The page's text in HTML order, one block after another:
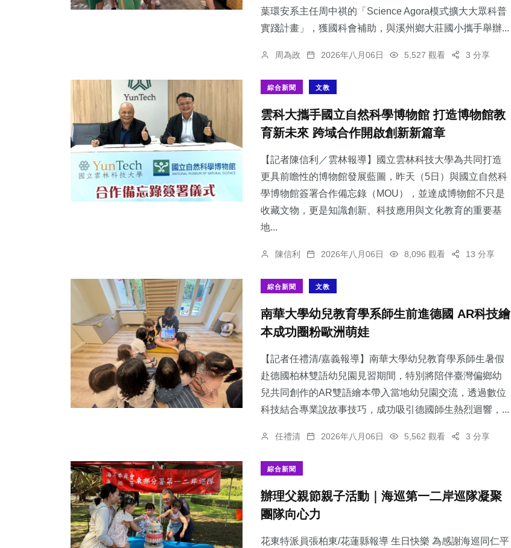
葉環安系主任周中祺的「Science Agora模式擴大大眾科普
實踐計畫」，獲國科會補助，與溪州鄉大莊國小攜手舉辦...
周為政 2026年八月06日 5,527 觀看 3 分享
綜合新聞 文教
雲科大攜手國立自然科學博物館 打造博物館教
育新未來 跨域合作開啟創新新篇章
【記者陳信利／雲林報導】國立雲林科技大學為共同打造
更具前瞻性的博物館發展藍圖，昨天（5日）與國立自然科
學博物館簽署合作備忘錄（MOU），並達成博物館不只是
收藏文物，更是知識創新、科技應用與文化教育的重要基
地...
陳信利 2026年八月06日 8,096 觀看 13 分享
綜合新聞 文教
南華大學幼兒教育學系師生前進德國 AR科技繪
本成功圈粉歐洲萌娃
【記者任禮清/嘉義報導】南華大學幼兒教育學系師生暑假
赴德國柏林雙語幼兒園見習期間，特別將陪伴臺灣偏鄉幼
兒共同創作的AR雙語繪本帶入當地幼兒園交流，透過數位
科技結合專業說故事技巧，成功吸引德國師生熱烈迴響，...
任禮清 2026年八月06日 5,562 觀看 3 分享
綜合新聞
辦理父親節親子活動｜海巡第一二岸巡隊凝聚
團隊向心力
花東特派員張柏東/花蓮縣報導 生日快樂 為感謝海巡同仁平